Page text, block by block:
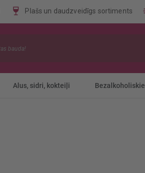
Plašs un daudzveidīgs sortiments
Alus, sidri, kokteiļi Bezalkoholiskie